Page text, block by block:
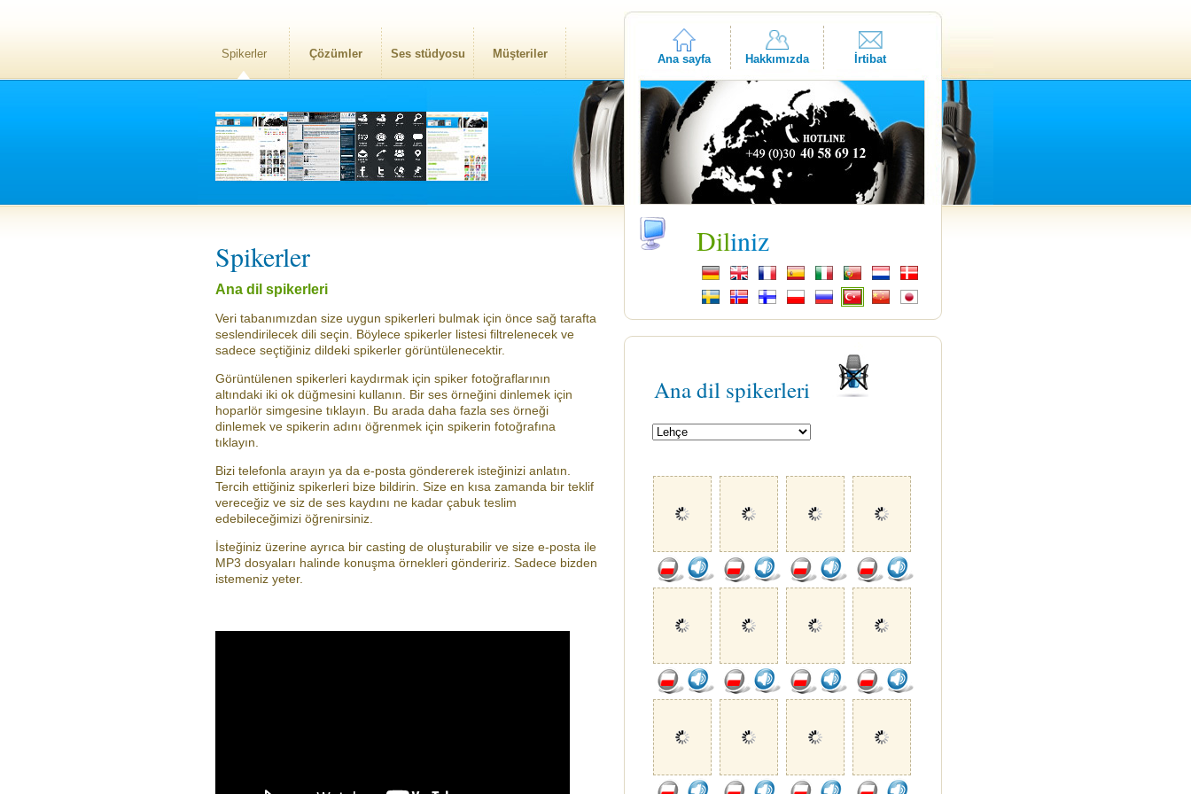
Spikerler Çözümler Ses stüdyosu Müşteriler Ana sayfa Hakkımızda İrtibat
Spikerler
Ana dil spikerleri
Veri tabanımızdan size uygun spikerleri bulmak için önce sağ tarafta
seslendirilecek dili seçin. Böylece spikerler listesi filtrelenecek ve
sadece seçtiğiniz dildeki spikerler görüntülenecektir.
Görüntülenen spikerleri kaydırmak için spiker fotoğraflarının
altındaki iki ok düğmesini kullanın. Bir ses örneğini dinlemek için
hoparlör simgesine tıklayın. Bu arada daha fazla ses örneği
dinlemek ve spikerin adını öğrenmek için spikerin fotoğrafına
tıklayın.
Bizi telefonla arayın ya da e-posta göndererek isteğinizi anlatın.
Tercih ettiğiniz spikerleri bize bildirin. Size en kısa zamanda bir teklif
vereceğiz ve siz de ses kaydını ne kadar çabuk teslim
edebileceğimizi öğrenirsiniz.
İsteğiniz üzerine ayrıca bir casting de oluşturabilir ve size e-posta ile
MP3 dosyaları halinde konuşma örnekleri göndeririz. Sadece bizden
istemeniz yeter.
Diliniz
Ana dil spikerleri